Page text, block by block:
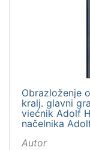
Obrazloženje
kralj. glavni
viećnik Adolf
načelnika
Autor